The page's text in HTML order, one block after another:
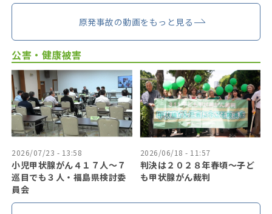
原発事故の動画をもっと見る
公害・健康被害
2026/07/23 - 13:58
小児甲状腺がん４１７人〜７
巡目でも３人・福島県検討委
員会
2026/06/18 - 11:57
判決は２０２８年春頃〜子ど
も甲状腺がん裁判